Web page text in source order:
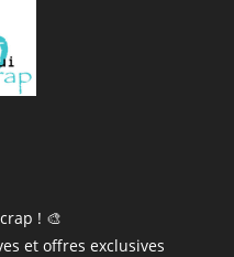
! 🎨
et offres exclusives